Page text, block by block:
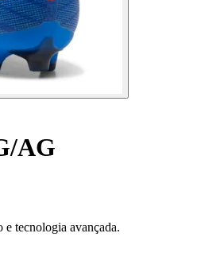
AG
tecnologia avançada.